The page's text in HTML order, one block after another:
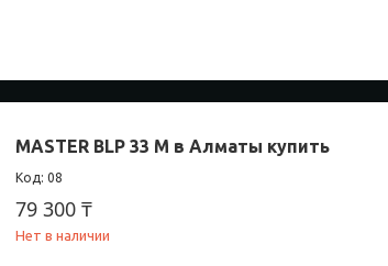
MASTER BLP 33 M в Алматы купить
08
79 300 ₸
Нет в наличии